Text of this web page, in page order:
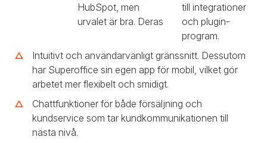
HubSpot, men
urvalet är bra. Deras
till integrationer
och plugin-
program.
Intuitivt och användarvänligt gränssnitt. Dessutom
har Superoffice sin egen app för mobil, vilket gör
arbetet mer flexibelt och smidigt.
Chattfunktioner för både försäljning och
kundservice som tar kundkommunikationen till
nästa nivå.